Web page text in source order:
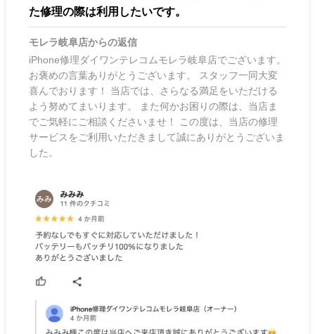
た修理の際は利用したいです。
モレラ岐阜店からの返信
iPhone修理ダイワンテレコムモレラ岐阜店でございます。
お褒めの言葉ありがとうございます。 スタッフ一同大変
喜んでおります！ 当店では、さらなる満足をいただける
よう努めてまいります。 また何かお困りの際は、当店ま
でご気軽にご相談くださいませ！ この度は、当店の修理
サービスをご利用いただきまして誠にありがとうございま
した。